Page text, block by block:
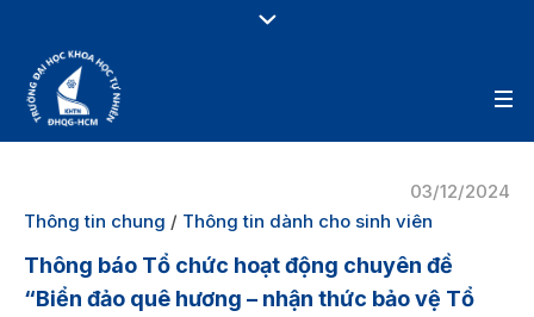
03/12/2024
Thông tin chung / Thông tin dành cho sinh viên
Thông báo Tổ chức hoạt động chuyên đề
“Biển đảo quê hương – nhận thức bảo vệ Tổ